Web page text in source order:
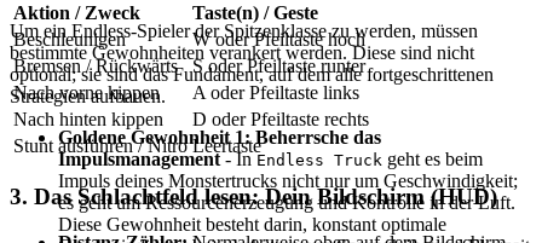
Aktion / Zweck
Taste(n) / Geste
Beschleunigen
W oder Pfeiltaste hoch
Bremsen / Rückwärts
S oder Pfeiltaste runter
Nach vorne kippen
A oder Pfeiltaste links
Nach hinten kippen
D oder Pfeiltaste rechts
Stunt ausführen / Nitro Leertaste
3. Das Schlachtfeld lesen: Dein Bildschirm (HUD)
Um ein Endless-Spieler der Spitzenklasse zu werden, müssen
bestimmte Gewohnheiten verankert werden. Diese sind nicht
optional; sie sind das Fundament, auf dem alle fortgeschrittenen
Strategien aufbauen.
Goldene Gewohnheit 1: Beherrsche das
Impulsmanagement- InEndless Truck geht es beim
Impuls deines Monstertrucks nicht nur um Geschwindigkeit;
es geht um Ressourcenerzeugung und Kontrolle in der Luft.
Diese Gewohnheit besteht darin, konstant optimale